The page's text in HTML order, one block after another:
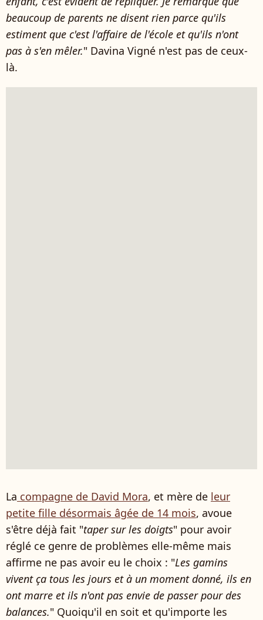
beaucoup de parents ne disent rien parce qu'ils
estiment que c'est l'affaire de l'école et qu'ils n'ont
pas à s'en mêler." Davina Vigné n'est pas de ceux-
là.
La compagne de David Mora, et mère de leur
petite fille désormais âgée de 14 mois, avoue
s'être déjà fait "taper sur les doigts" pour avoir
réglé ce genre de problèmes elle-même mais
affirme ne pas avoir eu le choix : "Les gamins
vivent ça tous les jours et à un moment donné, ils en
ont marre et ils n'ont pas envie de passer pour des
balances." Quoiqu'il en soit et qu'importe les